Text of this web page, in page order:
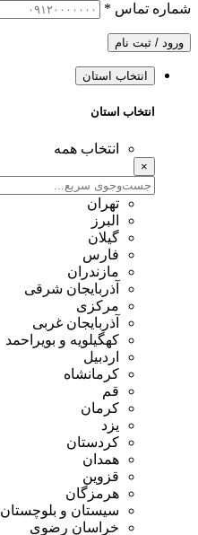
شماره تماس *
ورود / ثبت نام
انتخاب استان
انتخاب استان
انتخاب همه
×
تهران
البرز
گیلان
فارس
مازندران
آذربایجان شرقی
مرکزی
آذربایجان غربی
کهگیلویه و بویراحمد
اردبیل
کرمانشاه
قم
کرمان
یزد
کردستان
همدان
قزوین
هرمزگان
سیستان و بلوچستان
خراسان رضوی